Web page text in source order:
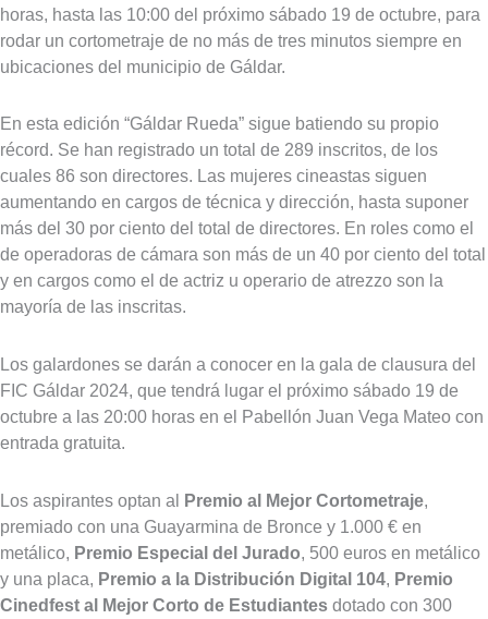
horas, hasta las 10:00 del próximo sábado 19 de octubre, para
rodar un cortometraje de no más de tres minutos siempre en
ubicaciones del municipio de Gáldar.
En esta edición “Gáldar Rueda” sigue batiendo su propio
récord. Se han registrado un total de 289 inscritos, de los
cuales 86 son directores. Las mujeres cineastas siguen
aumentando en cargos de técnica y dirección, hasta suponer
más del 30 por ciento del total de directores. En roles como el
de operadoras de cámara son más de un 40 por ciento del total
y en cargos como el de actriz u operario de atrezzo son la
mayoría de las inscritas.
Los galardones se darán a conocer en la gala de clausura del
FIC Gáldar 2024, que tendrá lugar el próximo sábado 19 de
octubre a las 20:00 horas en el Pabellón Juan Vega Mateo con
entrada gratuita.
Los aspirantes optan al Premio al Mejor Cortometraje,
premiado con una Guayarmina de Bronce y 1.000 € en
metálico, Premio Especial del Jurado, 500 euros en metálico
y una placa, Premio a la Distribución Digital 104, Premio
Cinedfest al Mejor Corto de Estudiantes dotado con 300